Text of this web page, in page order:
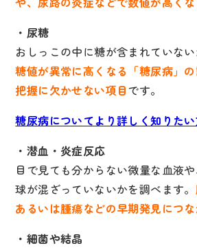
・尿糖
おしっこの中に糖が含まれていない
糖値が異常に高くなる「糖尿病」
把握に欠かせない項目です。
糖尿病についてより詳しく知りた
・潜血・炎症反応
目で見ても分からない微量な血液
球が混ざっていないかを調べます。
あるいは腫瘍などの早期発見につ
・細菌や結晶